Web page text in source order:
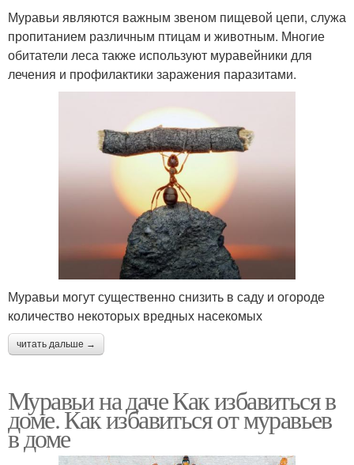
Муравьи являются важным звеном пищевой цепи, служа
пропитанием различным птицам и животным. Многие
обитатели леса также используют муравейники для
лечения и профилактики заражения паразитами.
Муравьи могут существенно снизить в саду и огороде
количество некоторых вредных насекомых
читать дальше →
Муравьи на даче Как избавиться в
доме. Как избавиться от муравьев
в доме